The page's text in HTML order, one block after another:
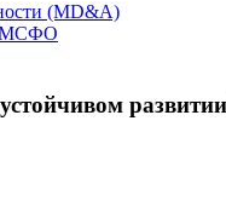
(MD&A)
МСФО